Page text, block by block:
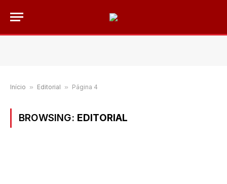
Início » Editorial » Página 4
BROWSING: EDITORIAL